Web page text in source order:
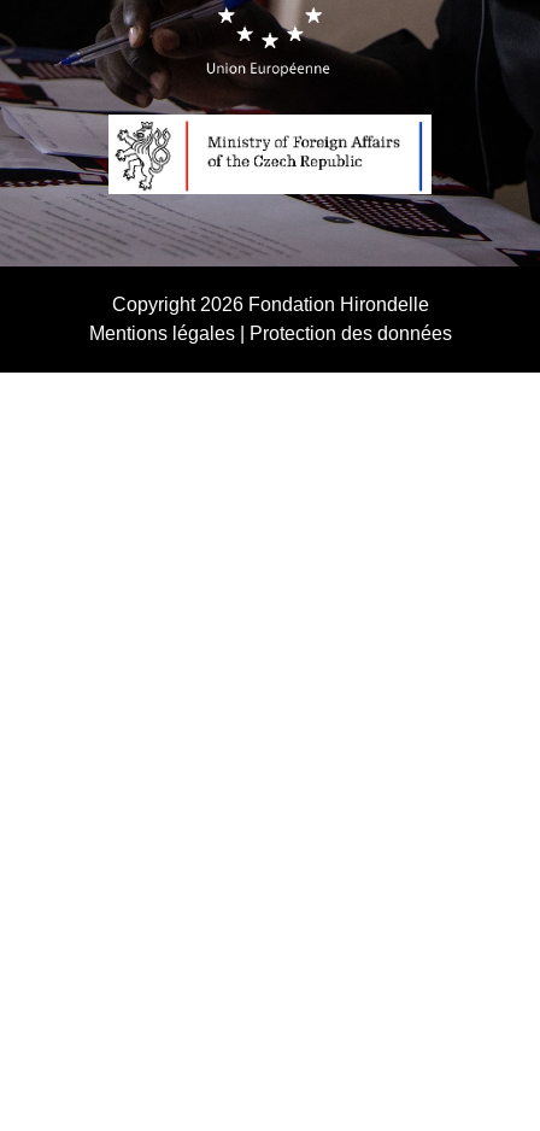
Copyright 2026 Fondation Hirondelle
Mentions légales| Protection des données